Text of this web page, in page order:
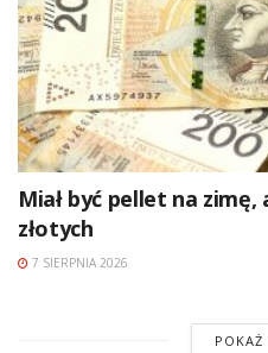
Miał być pellet na
złotych
7 SIERPNIA 2026
POKAŻ